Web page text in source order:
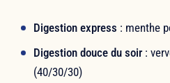
Digestion express : menthe
Digestion douce du soir :
(40/30/30)